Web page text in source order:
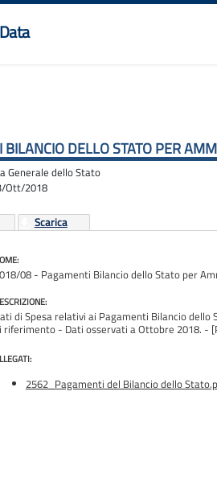
Data
DELLO STATO PER
Generale dello Stato
Ott/2018
Scarica
08 - Pagamenti Bilancio dello Stato per
di Spesa relativi ai Pagamenti Bilancio
riferimento - Dati osservati a Ottobre 2018. -
2562_Pagamenti del Bilancio dello